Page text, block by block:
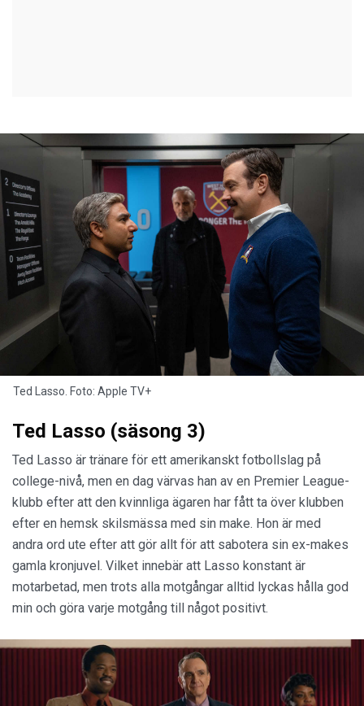
Ted Lasso. Foto: Apple TV+
Ted Lasso (säsong 3)
Ted Lasso är tränare för ett amerikanskt fotbollslag på
college-nivå, men en dag värvas han av en Premier League-
klubb efter att den kvinnliga ägaren har fått ta över klubben
efter en hemsk skilsmässa med sin make. Hon är med
andra ord ute efter att gör allt för att sabotera sin ex-makes
gamla kronjuvel. Vilket innebär att Lasso konstant är
motarbetad, men trots alla motgångar alltid lyckas hålla god
min och göra varje motgång till något positivt.